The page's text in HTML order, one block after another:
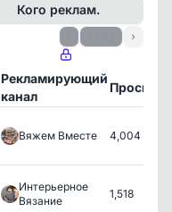
Кого реклам.
›
Рекламирующий
канал
Вяжем Вместе 4,004
Интерьерное
Вязание
1,518